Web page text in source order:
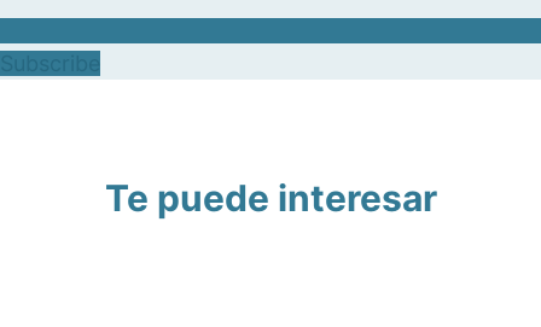
Te puede interesar